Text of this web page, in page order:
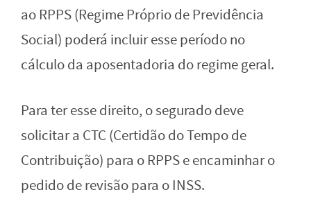
ao RPPS (Regime Próprio de Previdência
Social) poderá incluir esse período no
cálculo da aposentadoria do regime geral.
Para ter esse direito, o segurado deve
solicitar a CTC (Certidão do Tempo de
Contribuição) para o RPPS e encaminhar o
pedido de revisão para o INSS.